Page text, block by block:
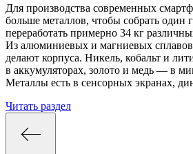
Для производства современных
больше металлов, чтобы собрать один
переработать примерно 34 кг
Из алюминиевых и магниевых
делают корпуса. Никель, кобальт и
в аккумуляторах, золото и медь — в
Металлы есть в сенсорных экранах,
Читать раздел